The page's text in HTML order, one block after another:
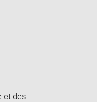
et des